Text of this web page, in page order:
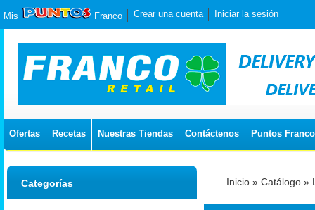
Mis Franco Crear una cuenta Iniciar la sesión
Ofertas Recetas Nuestras Tiendas Contáctenos Puntos Franco
Inicio » Catálogo »
Categorías